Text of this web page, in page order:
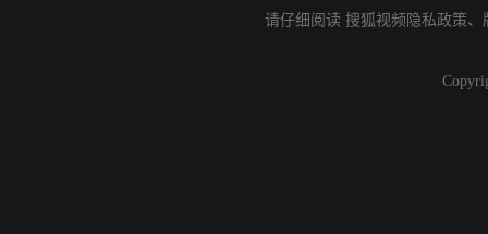
请仔细阅读 搜狐视频隐私政策、